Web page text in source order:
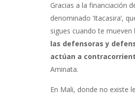
Gracias a la financiación
denominado ‘Itacasira’,
sigues cuando te
las defensoras y
actúan a
Aminata.
En Mali, donde no existe